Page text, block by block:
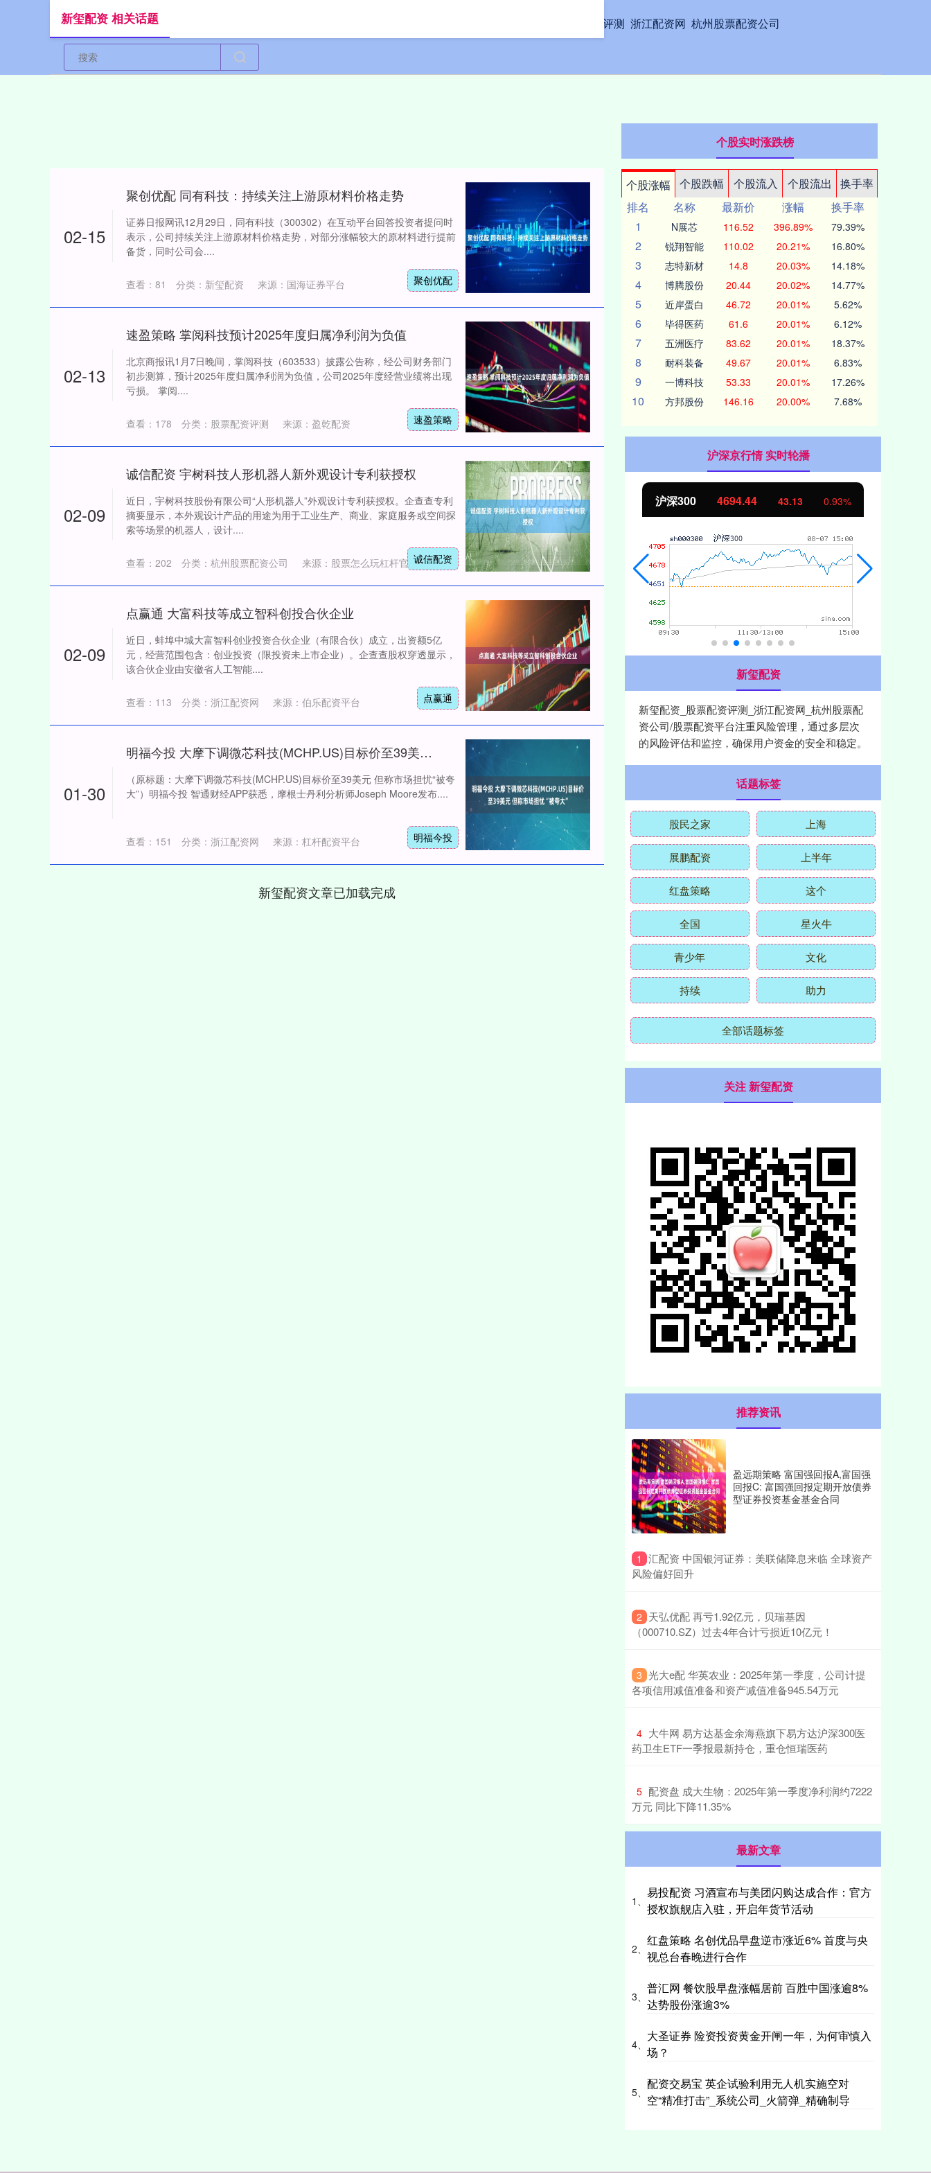
股票配资评测 浙江配资网 杭州股票配资公司
新玺配资 相关话题
02-15
聚创优配 同有科技：持续关注上游原材料价格走势
证券日报网讯12月29日，同有科技（300302）在互动平台回答投资者提问时
表示，公司持续关注上游原材料价格走势，对部分涨幅较大的原材料进行提前
备货，同时公司会....
聚创优配
来源：国海证券平台
查看： 81 分类： 新玺配资
02-13
速盈策略 掌阅科技预计2025年度归属净利润为负值
北京商报讯1月7日晚间，掌阅科技（603533）披露公告称，经公司财务部门
初步测算，预计2025年度归属净利润为负值，公司2025年度经营业绩将出现
亏损。 掌阅....
速盈策略
来源：盈乾配资
查看： 178 分类： 股票配资评测
02-09
诚信配资 宇树科技人形机器人新外观设计专利获授权
近日，宇树科技股份有限公司“人形机器人”外观设计专利获授权。企查查专利
摘要显示，本外观设计产品的用途为用于工业生产、商业、家庭服务或空间探
索等场景的机器人，设计....
诚信配资
来源：股票怎么玩杠杆官网
查看： 202 分类： 杭州股票配资公司
02-09
点赢通 大富科技等成立智科创投合伙企业
近日，蚌埠中城大富智科创业投资合伙企业（有限合伙）成立，出资额5亿
元，经营范围包含：创业投资（限投资未上市企业）。企查查股权穿透显示，
该合伙企业由安徽省人工智能....
点赢通
来源：伯乐配资平台
查看： 113 分类： 浙江配资网
01-30
明福今投 大摩下调微芯科技(MCHP.US)目标价至39美元 但称市场担忧“被夸大”
（原标题：大摩下调微芯科技(MCHP.US)目标价至39美元 但称市场担忧“被夸
大”）明福今投 智通财经APP获悉，摩根士丹利分析师Joseph Moore发布....
明福今投
来源：杠杆配资平台
查看： 151 分类： 浙江配资网
新玺配资文章已加载完成
个股实时涨跌榜
个股涨幅 个股跌幅 个股流入 个股流出
换手率
排名
名称 最新价 涨幅
换手率
1
N展芯 116.52 396.89% 79.39%
2 锐翔智能 110.02 20.21% 16.80%
3 志特新材 14.8 20.03% 14.18%
4 博腾股份 20.44 20.02% 14.77%
5 近岸蛋白 46.72 20.01% 5.62%
6 毕得医药 61.6 20.01% 6.12%
7 五洲医疗 83.62 20.01% 18.37%
8 耐科装备 49.67 20.01% 6.83%
9 一博科技 53.33 20.01% 17.26%
10 方邦股份 146.16 20.00% 7.68%
沪深京行情 实时轮播
深证成指 14311.01 200.89 1.42% 沪深300 4694.44 43.13 0.93% 北证50 1134.24 11.37 1.01%
新玺配资
新玺配资_股票配资评测_浙江配资网_杭州股票配
资公司/股票配资平台注重风险管理，通过多层次
的风险评估和监控，确保用户资金的安全和稳定。
话题标签
股民之家 上海
展鹏配资 上半年
红盘策略 这个
全国 星火牛
青少年 文化
持续 助力
全部话题标签
关注 新玺配资
推荐资讯
盈远期策略 富国强回报A,富国强
回报C: 富国强回报定期开放债券
型证券投资基金基金合同
1 ​汇配资 中国银河证券：美联储降息来临 全球资产
风险偏好回升
2 ​天弘优配 再亏1.92亿元，贝瑞基因
（000710.SZ）过去4年合计亏损近10亿元！
3 ​光大e配 华英农业：2025年第一季度，公司计提
各项信用减值准备和资产减值准备945.54万元
4 ​大牛网 易方达基金余海燕旗下易方达沪深300医
药卫生ETF一季报最新持仓，重仓恒瑞医药
5 ​配资盘 成大生物：2025年第一季度净利润约7222
万元 同比下降11.35%
最新文章
1、
易投配资 习酒宣布与美团闪购达成合作：官方
授权旗舰店入驻，开启年货节活动
2、
红盘策略 名创优品早盘逆市涨近6% 首度与央
视总台春晚进行合作
3、
普汇网 餐饮股早盘涨幅居前 百胜中国涨逾8%
达势股份涨逾3%
4、
大圣证券 险资投资黄金开闸一年，为何审慎入
场？
5、
配资交易宝 英企试验利用无人机实施空对
空“精准打击”_系统公司_火箭弹_精确制导